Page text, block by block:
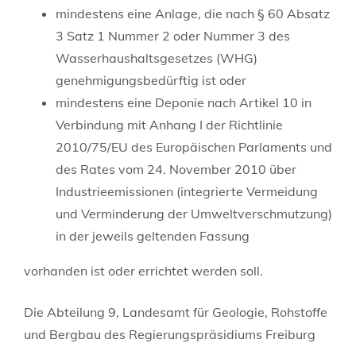
mindestens eine Anlage, die nach § 60 Absatz
3 Satz 1 Nummer 2 oder Nummer 3 des
Wasserhaushaltsgesetzes (WHG)
genehmigungsbedürftig ist oder
mindestens eine Deponie nach Artikel 10 in
Verbindung mit Anhang I der Richtlinie
2010/75/EU des Europäischen Parlaments und
des Rates vom 24. November 2010 über
Industrieemissionen (integrierte Vermeidung
und Verminderung der Umweltverschmutzung)
in der jeweils geltenden Fassung
vorhanden ist oder errichtet werden soll.
Die Abteilung 9, Landesamt für Geologie, Rohstoffe
und Bergbau des Regierungspräsidiums Freiburg